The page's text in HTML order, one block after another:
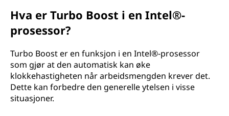
Hva er Turbo Boost i en Intel®-
prosessor?
Turbo Boost er en funksjon i en Intel®-prosessor
som gjør at den automatisk kan øke
klokkehastigheten når arbeidsmengden krever det.
Dette kan forbedre den generelle ytelsen i visse
situasjoner.